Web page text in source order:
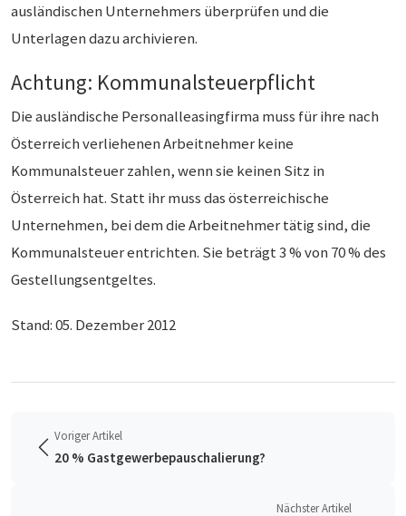
ausländischen Unternehmers überprüfen und die
Unterlagen dazu archivieren.
Achtung: Kommunalsteuerpflicht
Die ausländische Personalleasingfirma muss für ihre nach
Österreich verliehenen Arbeitnehmer keine
Kommunalsteuer zahlen, wenn sie keinen Sitz in
Österreich hat. Statt ihr muss das österreichische
Unternehmen, bei dem die Arbeitnehmer tätig sind, die
Kommunalsteuer entrichten. Sie beträgt 3 % von 70 % des
Gestellungsentgeltes.
Stand: 05. Dezember 2012
Voriger Artikel
20 % Gastgewerbepauschalierung?
Nächster Artikel